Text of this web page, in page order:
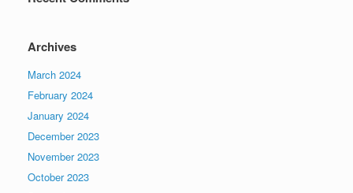
Archives
March 2024
February 2024
January 2024
December 2023
November 2023
October 2023